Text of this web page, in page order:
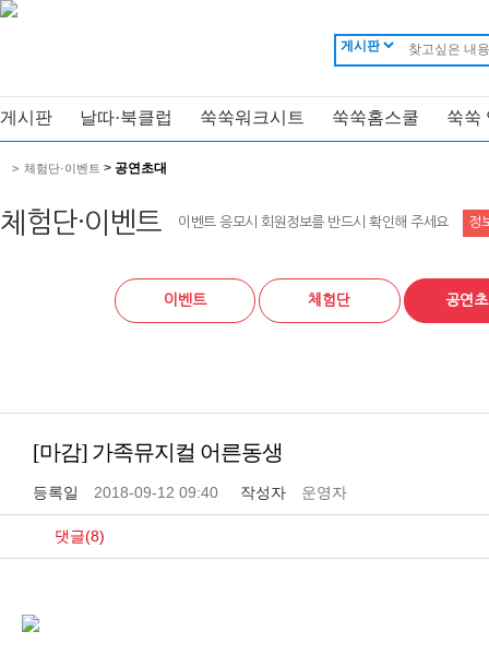
게시판 날따·북클럽 쑥쑥워크시트 쑥쑥홈스쿨 쑥쑥
체험단·이벤트 이벤트 응모시 회원정보를 반드시 확인해 주세요 정
> 체험단·이벤트 > 공연초대
이벤트 체험단 공연
[마감] 가족뮤지컬 어른동생
등록일 2018-09-12 09:40 작성자 운영자
댓글(8)